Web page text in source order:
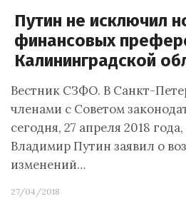
Путин не исключил
финансовых
Калининградской
Вестник СЗФО. В Санкт-
членами с Советом
сегодня, 27 апреля 2018
Владимир Путин заявил о
изменений…
27/04/2018